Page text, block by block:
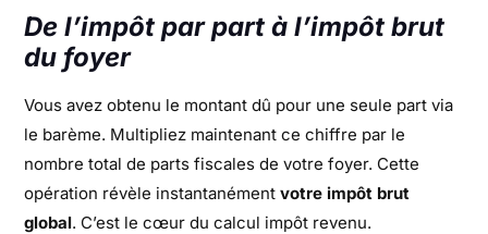
De l’impôt par part à l’impôt brut
du foyer
Vous avez obtenu le montant dû pour une seule part via
le barème. Multipliez maintenant ce chiffre par le
nombre total de parts fiscales de votre foyer. Cette
opération révèle instantanémentvotre impôt brut
global. C’est le cœur du calcul impôt revenu.